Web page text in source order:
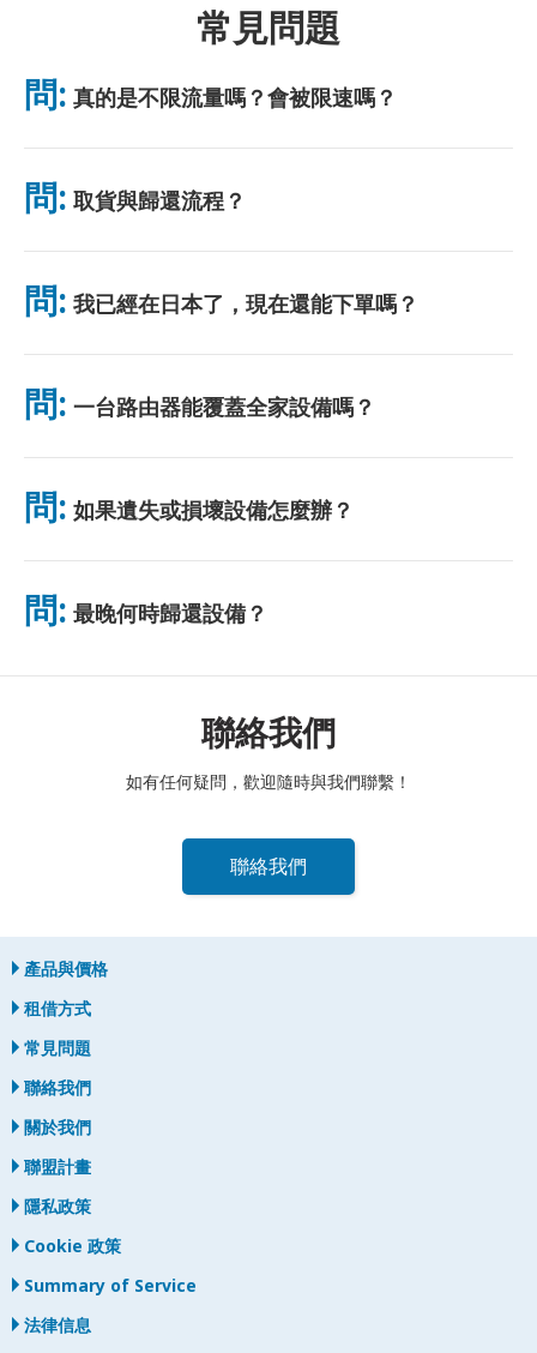
常見問題
問: 真的是不限流量嗎？會被限速嗎？
是的，真正無限。我們不採用公平使用政策（FUP）或任何限速措
可能影響網速。）若出現基於政策的限速，我們將補償租金。
問: 取貨與歸還流程？
可於主要機場取貨，或選擇飯店/住址配送（入住前送達）。包裹
無需排隊。
問: 我已經在日本了，現在還能下單嗎？
可以。機場可當天取貨。飯店配送一般隔日送達。若不確定，請聯
問: 一台路由器能覆蓋全家設備嗎？
可以。最多可連接 10 台裝置（手機、平板、電腦）。電池續航力
並附贈免費行動電源。
問: 如果遺失或損壞設備怎麼辦？
您可以在結帳時添加保險，以涵蓋遺失或損壞的情況。如果沒有保
我們將協助您保持連線。
問: 最晚何時歸還設備？
聯絡我們
如有任何疑問，歡迎隨時與我們聯繫！
聯絡我們
產品與價格
租借方式
常見問題
聯絡我們
關於我們
聯盟計畫
隱私政策
Cookie 政策
Summary of Service
法律信息